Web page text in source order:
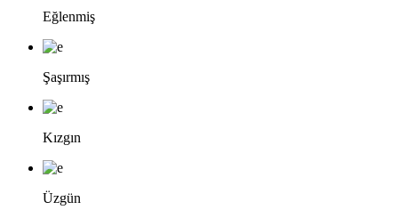
Eğlenmiş
Şaşırmış
Kızgın
Üzgün